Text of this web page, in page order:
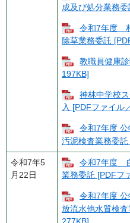
成及び処分業務
令和7年度
除草業務委託
教職員健康
197KB]
神林中学校
入 [PDFファイル
令和7年度
汚泥検査業務委
令和7年5
月22日
令和7年度
業務委託 [PDFフ
令和7年度
放流水他水質検
277KB]